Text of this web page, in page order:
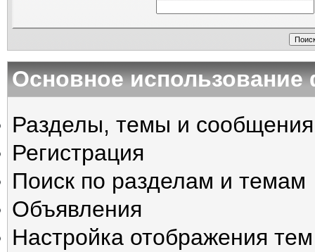
Основное
Разделы, темы и сообщения
Регистрация
Поиск по разделам и темам
Объявления
Настройка отображения тем